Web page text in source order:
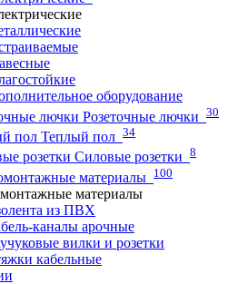
оборудование
Розеточные лючки 30
Теплый пол 34
Силовые розетки 8
материалы 100
материалы
из ПВХ
каналы арочные
вилки и розетки
кабельные